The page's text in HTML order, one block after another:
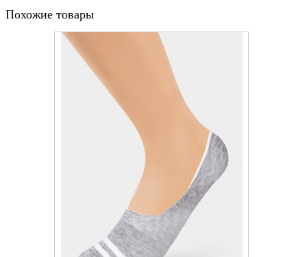
Похожие товары